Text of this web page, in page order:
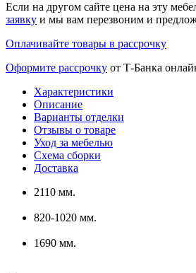
Если на другом сайте цена на эту
заявку и мы вам перезвоним и
Оплачивайте товары в рассрочку
Оформите рассрочку от Т-Банка
Характеристики
Описание
Варианты отделки
Отзывы о товаре
Уход за мебелью
Схема сборки
Доставка
2110 мм.
820-1020 мм.
1690 мм.